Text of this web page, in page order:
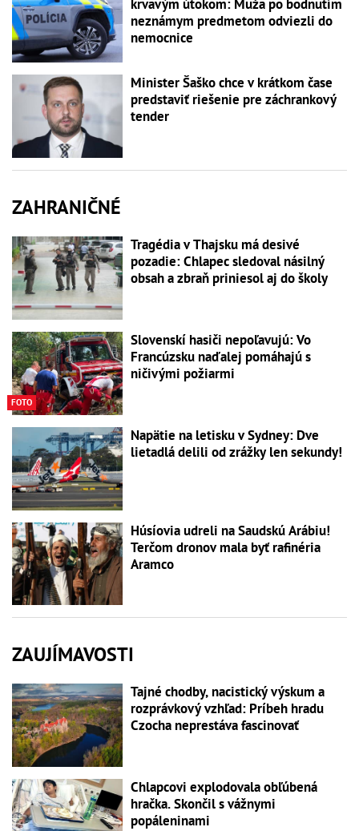
krvavým útokom: Muža po bodnutím
neznámym predmetom odviezli do
nemocnice
Minister Šaško chce v krátkom čase
predstaviť riešenie pre záchrankový
tender
ZAHRANIČNÉ
Tragédia v Thajsku má desivé
pozadie: Chlapec sledoval násilný
obsah a zbraň priniesol aj do školy
FOTO
Slovenskí hasiči nepoľavujú: Vo
Francúzsku naďalej pomáhajú s
ničivými požiarmi
Napätie na letisku v Sydney: Dve
lietadlá delili od zrážky len sekundy!
Húsíovia udreli na Saudskú Arábiu!
Terčom dronov mala byť rafinéria
Aramco
ZAUJÍMAVOSTI
Tajné chodby, nacistický výskum a
rozprávkový vzhľad: Príbeh hradu
Czocha neprestáva fascinovať
Chlapcovi explodovala obľúbená
hračka. Skončil s vážnymi
popáleninami